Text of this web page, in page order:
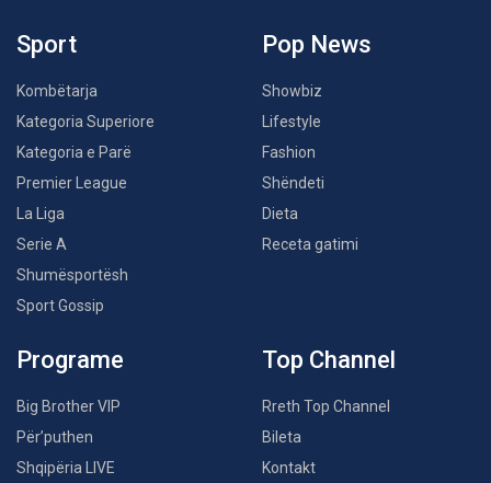
Sport
Kombëtarja
Kategoria Superiore
Kategoria e Parë
Premier League
La Liga
Serie A
Shumësportësh
Sport Gossip
Pop News
Showbiz
Lifestyle
Fashion
Shëndeti
Dieta
Receta gatimi
Programe
Big Brother VIP
Për’puthen
Shqipëria LIVE
Top Channel
Rreth Top Channel
Bileta
Kontakt